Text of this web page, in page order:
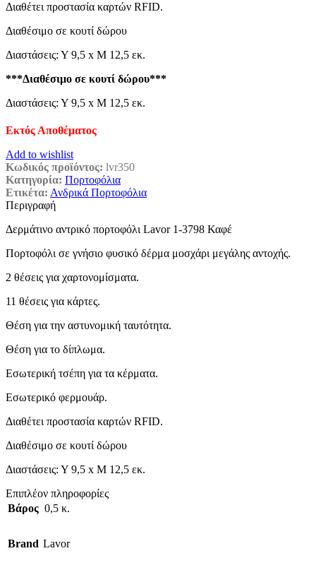
Διαθέτει προστασία καρτών RFID.
Διαθέσιμο σε κουτί δώρου
Διαστάσεις: Υ 9,5 x Μ 12,5 εκ.
***Διαθέσιμο σε κουτί δώρου***
Διαστάσεις: Υ 9,5 x Μ 12,5 εκ.
Εκτός Αποθέματος
Add to wishlist
Κωδικός προϊόντος: lvr350
Κατηγορία: Πορτοφόλια
Ετικέτα: Ανδρικά Πορτοφόλια
Περιγραφή
Δερμάτινο αντρικό πορτοφόλι Lavor 1-3798 Καφέ
Πορτοφόλι σε γνήσιο φυσικό δέρμα μοσχάρι μεγάλης αντοχής.
2 θέσεις για χαρτονομίσματα.
11 θέσεις για κάρτες.
Θέση για την αστυνομική ταυτότητα.
Θέση για το δίπλωμα.
Εσωτερική τσέπη για τα κέρματα.
Εσωτερικό φερμουάρ.
Διαθέτει προστασία καρτών RFID.
Διαθέσιμο σε κουτί δώρου
Διαστάσεις: Υ 9,5 x Μ 12,5 εκ.
Επιπλέον πληροφορίες
Βάρος 0,5 κ.
Brand Lavor